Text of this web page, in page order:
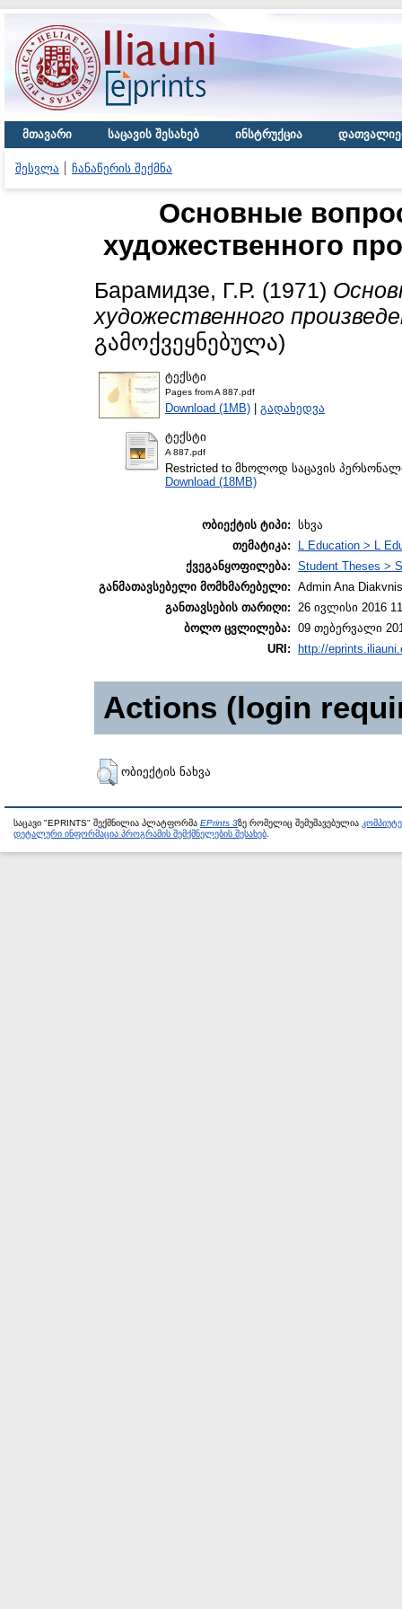
მთავარი საცავის შესახებ ინსტრუქცია
შესვლა ჩანაწერის შექმნა
Основные
художественного
Барамидзе, Г.Р. (1971)
художественного
გამოქვეყნებულა)
ტექსტი
Pages from A 887.pdf
Download (1MB) | გადახედვა
ტექსტი
A 887.pdf
Restricted to მხოლოდ საცავის
Download (18MB)
ობიექტის ტიპი: სხვა
თემატიკა:
L Education > L
ქვეგანყოფილება: Student Theses >
განმათავსებელი მომხმარებელი: Admin Ana
განთავსების თარიღი: 26 ივლისი 2016
ბოლო ცვლილება: 09 თებერვალი
URI:
http://
Actions (login
ობიექტის ნახვა
საცავი "EPRINTS" შექმნილია პლატფორმა EPrints 3ზე რომელიც შემუშავებულია
დეტალური ინფორმაცია პროგრამის შემქმნელების შესახებ.